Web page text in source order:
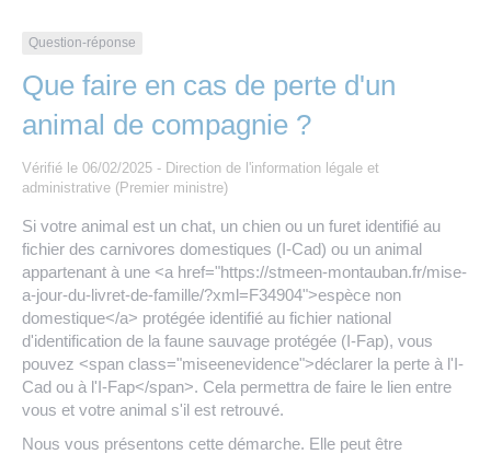
Travaux
Numérique
Nos publications
Question-réponse
Que faire en cas de perte d'un
animal de compagnie ?
Vérifié le 06/02/2025 - Direction de l'information légale et
administrative (Premier ministre)
Si votre animal est un chat, un chien ou un furet identifié au
fichier des carnivores domestiques (I-Cad) ou un animal
appartenant à une <a href="https://stmeen-montauban.fr/mise-
a-jour-du-livret-de-famille/?xml=F34904">espèce non
domestique</a> protégée identifié au fichier national
d'identification de la faune sauvage protégée (I-Fap), vous
pouvez <span class="miseenevidence">déclarer la perte à l'I-
Cad ou à l'I-Fap</span>. Cela permettra de faire le lien entre
vous et votre animal s'il est retrouvé.
Nous vous présentons cette démarche. Elle peut être